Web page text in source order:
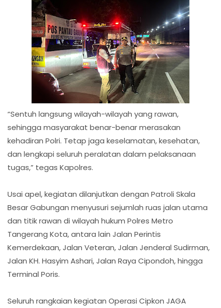
“Sentuh langsung wilayah-wilayah yang rawan,
sehingga masyarakat benar-benar merasakan
kehadiran Polri. Tetap jaga keselamatan, kesehatan,
dan lengkapi seluruh peralatan dalam pelaksanaan
tugas,” tegas Kapolres.
Usai apel, kegiatan dilanjutkan dengan Patroli Skala
Besar Gabungan menyusuri sejumlah ruas jalan utama
dan titik rawan di wilayah hukum Polres Metro
Tangerang Kota, antara lain Jalan Perintis
Kemerdekaan, Jalan Veteran, Jalan Jenderal Sudirman,
Jalan KH. Hasyim Ashari, Jalan Raya Cipondoh, hingga
Terminal Poris.
Seluruh rangkaian kegiatan Operasi Cipkon JAGA